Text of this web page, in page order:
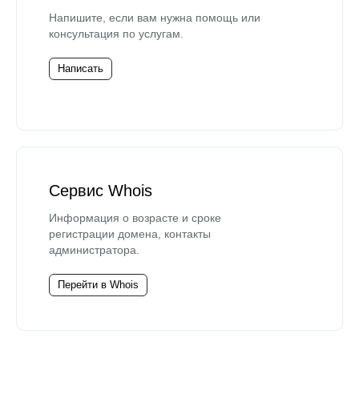
Напишите, если вам нужна помощь или
консультация по услугам.
Написать
Сервис Whois
Информация о возрасте и сроке
регистрации домена, контакты
администратора.
Перейти в Whois